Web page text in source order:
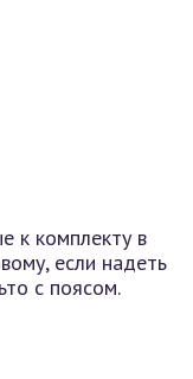
к комплекту в
если надеть
с поясом.